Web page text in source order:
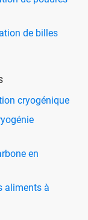
de billes
cryogénique
en
aliments à